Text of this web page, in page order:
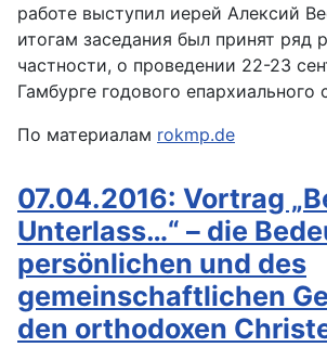
работе выступил иерей Алексий
итогам заседания был принят ряд
частности, о проведении 22-23
Гамбурге годового епархиального
По материалам rokmp.de
07.04.2016: Vortrag
Unterlass…“ – die
persönlichen und des
gemeinschaftlichen
den orthodoxen